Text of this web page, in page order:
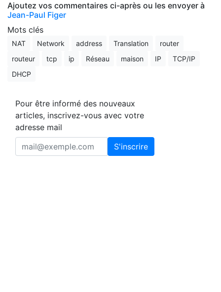
Ajoutez vos commentaires ci-après ou les envoyer à
Jean-Paul Figer
Mots clés
NAT Network address Translation
router
routeur
tcp ip Réseau maison IP
TCP/IP
DHCP
Pour être informé des nouveaux
articles, inscrivez-vous avec votre
adresse mail
S'inscrire